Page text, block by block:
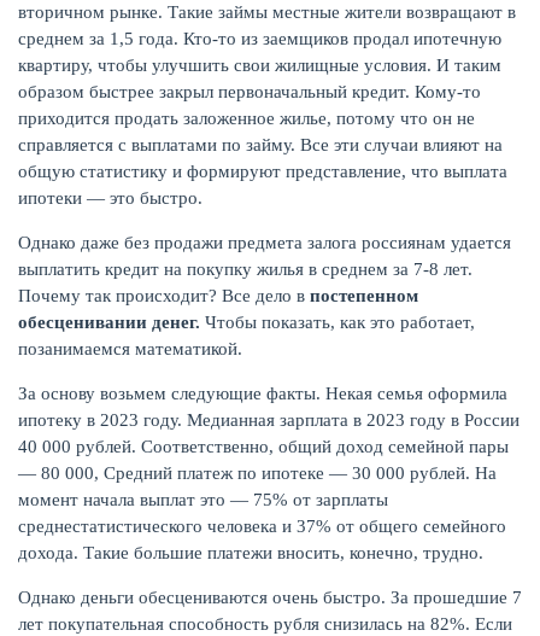
вторичном рынке. Такие займы местные жители возвращают в
среднем за 1,5 года. Кто-то из заемщиков продал ипотечную
квартиру, чтобы улучшить свои жилищные условия. И таким
образом быстрее закрыл первоначальный кредит. Кому-то
приходится продать заложенное жилье, потому что он не
справляется с выплатами по займу. Все эти случаи влияют на
общую статистику и формируют представление, что выплата
ипотеки — это быстро.
Однако даже без продажи предмета залога россиянам удается
выплатить кредит на покупку жилья в среднем за 7-8 лет.
Почему так происходит? Все дело в постепенном
обесценивании денег. Чтобы показать, как это работает,
позанимаемся математикой.
За основу возьмем следующие факты. Некая семья оформила
ипотеку в 2023 году. Медианная зарплата в 2023 году в России
40 000 рублей. Соответственно, общий доход семейной пары
— 80 000, Средний платеж по ипотеке — 30 000 рублей. На
момент начала выплат это — 75% от зарплаты
среднестатистического человека и 37% от общего семейного
дохода. Такие большие платежи вносить, конечно, трудно.
Однако деньги обесцениваются очень быстро. За прошедшие 7
лет покупательная способность рубля снизилась на 82%. Если